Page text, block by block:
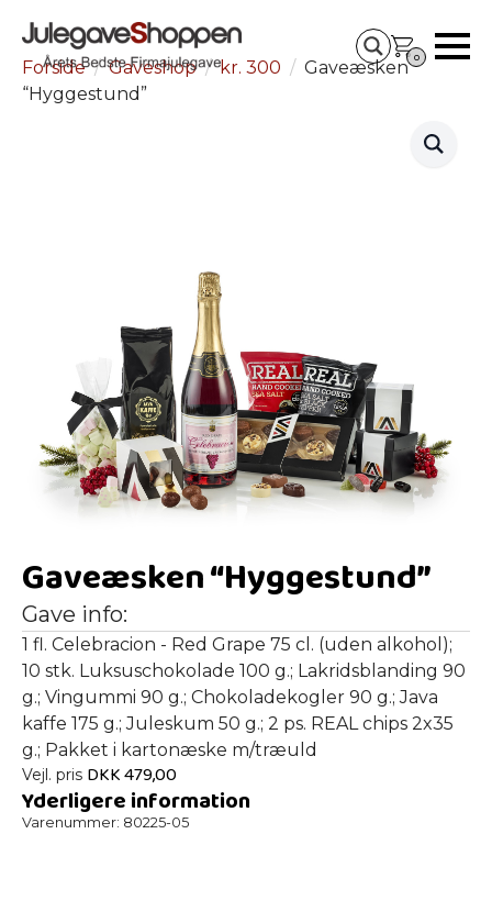
0
Forside Gaveshop kr. 300
Gaveæsken
“Hyggestund”
Gaveæsken “Hyggestund”
Gave info:
1 fl. Celebracion - Red Grape 75 cl. (uden alkohol);
10 stk. Luksuschokolade 100 g.; Lakridsblanding 90
g.; Vingummi 90 g.; Chokoladekogler 90 g.; Java
kaffe 175 g.; Juleskum 50 g.; 2 ps. REAL chips 2x35
g.; Pakket i kartonæske m/træuld
Vejl. pris DKK479,00
Yderligere information
Varenummer: 80225-05